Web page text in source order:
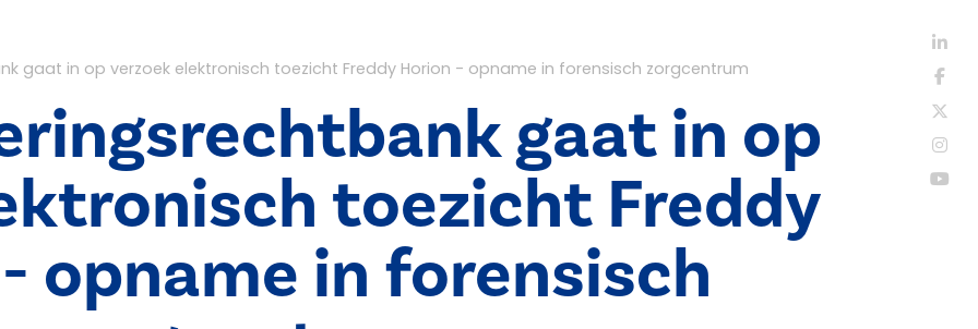
gaat in op verzoek elektronisch toezicht Freddy Horion - opname in forensisch zorgcentrum
gaat in op
toezicht Freddy
opname in forensisch